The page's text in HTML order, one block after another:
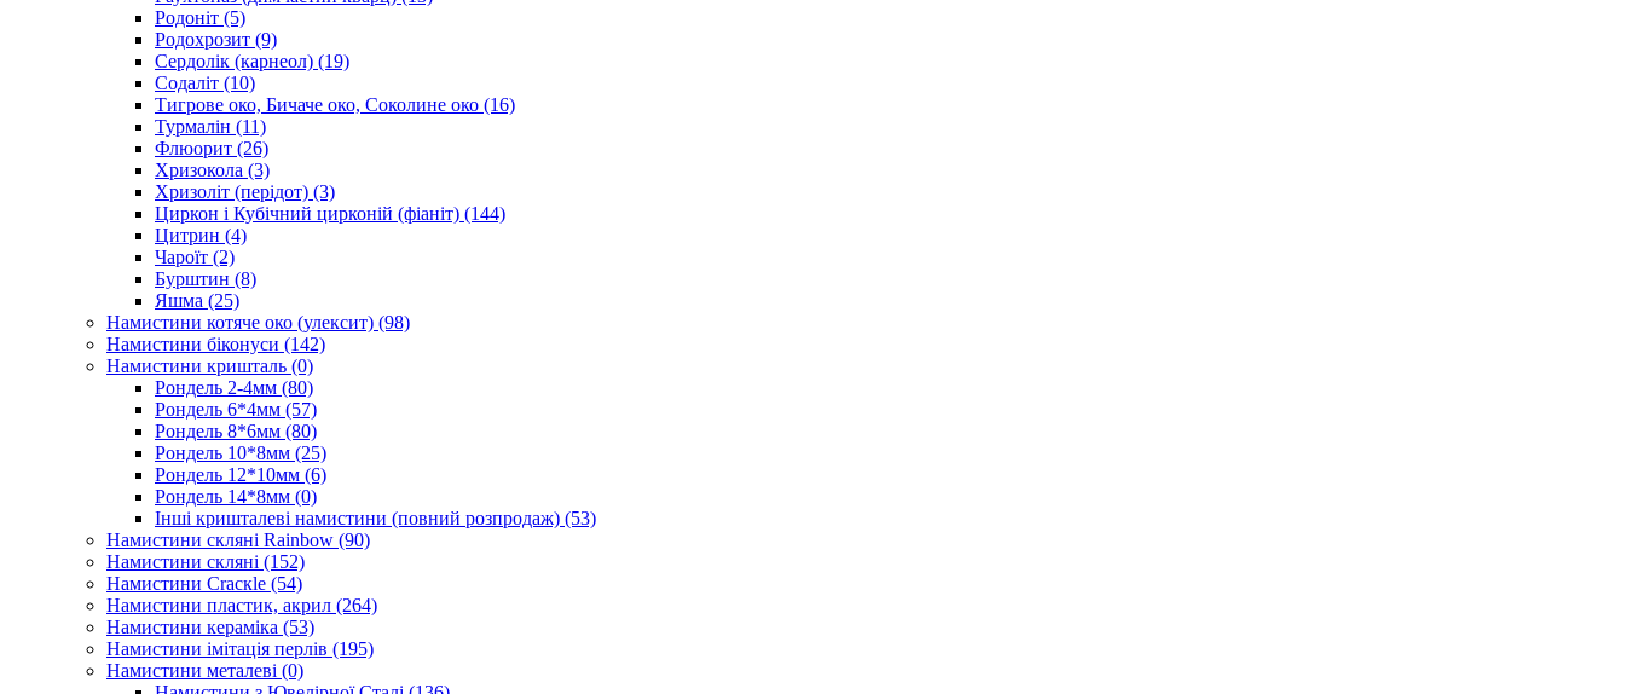
Родоніт (5)
Родохрозит (9)
Сердолік (карнеол) (19)
Содаліт (10)
Тигрове око, Бичаче око, Соколине око (16)
Турмалін (11)
Флюорит (26)
Хризокола (3)
Хризоліт (перідот) (3)
Циркон і Кубічний цирконій (фіаніт) (144)
Цитрин (4)
Чароїт (2)
Бурштин (8)
Яшма (25)
Намистини котяче око (улексит) (98)
Намистини біконуси (142)
Намистини кришталь (0)
Рондель 2-4мм (80)
Рондель 6*4мм (57)
Рондель 8*6мм (80)
Рондель 10*8мм (25)
Рондель 12*10мм (6)
Рондель 14*8мм (0)
Інші кришталеві намистини (повний розпродаж) (53)
Намистини скляні Rainbow (90)
Намистини скляні (152)
Намистини Cracкle (54)
Намистини пластик, акрил (264)
Намистини кераміка (53)
Намистини імітація перлів (195)
Намистини металеві (0)